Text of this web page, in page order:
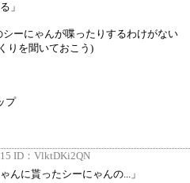
」
ーにゃんが喋ったりするわけがない
りを聞いておこう)
プ
ID： VlktDKi2QN
んに貰ったシーにゃんの...」